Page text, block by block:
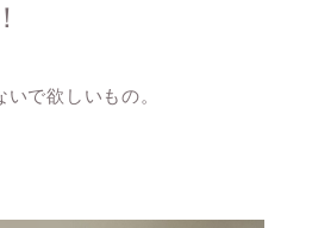
で欲しいもの。